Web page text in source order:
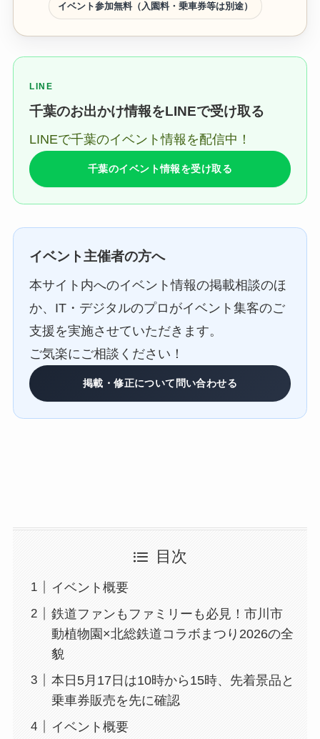
イベント参加無料（入園料・乗車券等は別途）
LINE
千葉のお出かけ情報をLINEで受け取る
LINEで千葉のイベント情報を配信中！
千葉のイベント情報を受け取る
イベント主催者の方へ
本サイト内へのイベント情報の掲載相談のほ
か、IT・デジタルのプロがイベント集客のご
支援を実施させていただきます。
ご気楽にご相談ください！
掲載・修正について問い合わせる
目次
イベント概要
鉄道ファンもファミリーも必見！市川市
動植物園×北総鉄道コラボまつり2026の全
貌
本日5月17日は10時から15時、先着景品と
乗車券販売を先に確認
イベント概要